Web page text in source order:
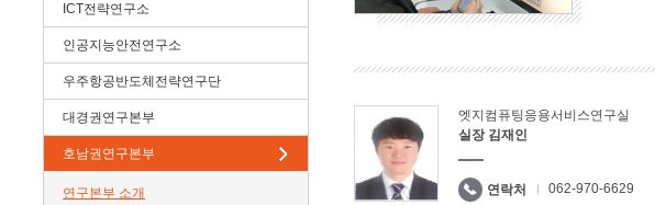
ICT전략연구소
인공지능안전연구소
우주항공반도체전략연구단
대경권연구본부
호남권연구본부
연구본부 소개
엣지컴퓨팅응용서비스연구실
실장 김재인
연락처 062-970-6629